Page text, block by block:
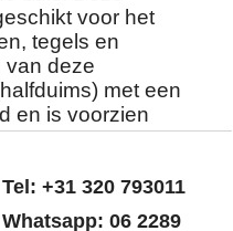
voor het
tegels en
van deze
met een
en is voorzien